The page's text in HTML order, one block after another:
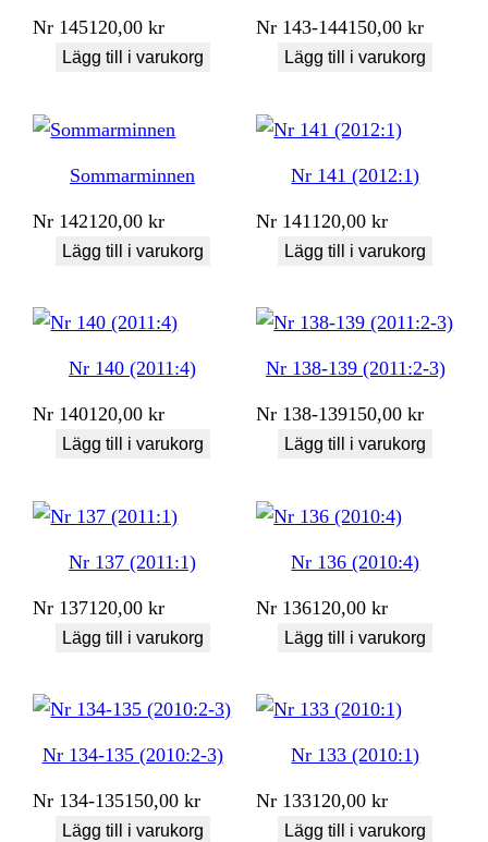
Nr 145120,00kr
Lägg till i varukorg
Nr 143-144150,00kr
Lägg till i varukorg
Sommarminnen
Nr 142120,00kr
Lägg till i varukorg
Nr 141 (2012:1)
Nr 141 120,00kr
Lägg till i varukorg
Nr 140 (2011:4)
Nr 140120,00kr
Lägg till i varukorg
Nr 138-139 (2011:2-3)
Nr 138-139150,00kr
Lägg till i varukorg
Nr 137 (2011:1)
Nr 137120,00kr
Lägg till i varukorg
Nr 136 (2010:4)
Nr 136120,00kr
Lägg till i varukorg
Nr 134-135 (2010:2-3)
Nr 134-135150,00kr
Lägg till i varukorg
Nr 133 (2010:1)
Nr 133120,00kr
Lägg till i varukorg